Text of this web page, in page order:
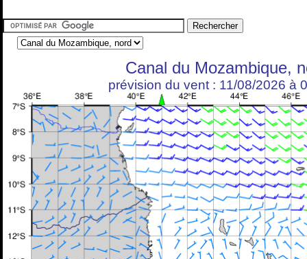
Canal du Mozambique,
prévision du vent : 11/08/2026 à